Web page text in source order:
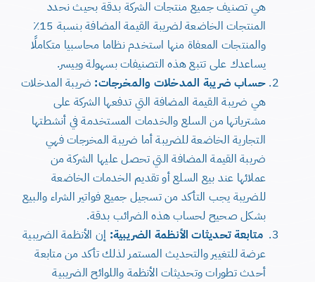
هي تصنيف جميع منتجات الشركة بدقة بحيث نحدد
المنتجات الخاضعة لضريبة القيمة المضافة بنسبة 15٪
والمنتجات المعفاة منها استخدم نظاما محاسبيا متكاملًا
يساعدك على تتبع هذه التصنيفات بسهولة وييسر.
حساب ضريبة المدخلات والمخرجات: ضريبة المدخلات
هي ضريبة القيمة المضافة التي تدفعها الشركة على
مشترياتها من السلع والخدمات المستخدمة في أنشطتها
التجارية الخاضعة للضريبة أما ضريبة المخرجات فهي
ضريبة القيمة المضافة التي تحصل عليها الشركة من
عملائها عند بيع السلع أو تقديم الخدمات الخاضعة
للضريبة يجب التأكد من تسجيل جميع فواتير الشراء والبيع
بشكل صحيح لحساب هذه الضرائب بدقة.
متابعة تحديثات الأنظمة الضريبية: إن الأنظمة الضريبية
عرضة للتغيير والتحديث المستمر لذلك تأكد من متابعة
أحدث تطورات وتحديثات الأنظمة واللوائح الضريبية